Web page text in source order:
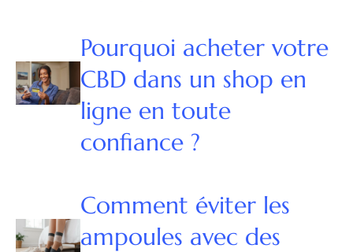
Pourquoi acheter votre
CBD dans un shop en
ligne en toute
confiance ?
Comment éviter les
ampoules avec des